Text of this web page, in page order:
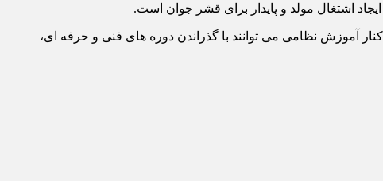
اشتغال مولد و پایدار برای قشر جوان است.
آموزش نظامی می توانند با گذراندن دوره های فنی و حرفه ای،